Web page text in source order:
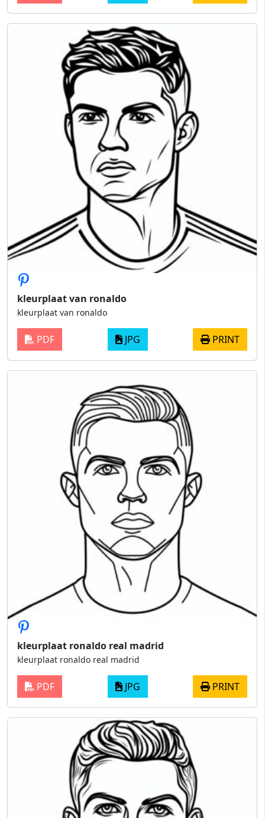
kleurplaat van ronaldo
kleurplaat van ronaldo
PDF JPG PRINT
kleurplaat ronaldo real madrid
kleurplaat ronaldo real madrid
PDF JPG PRINT